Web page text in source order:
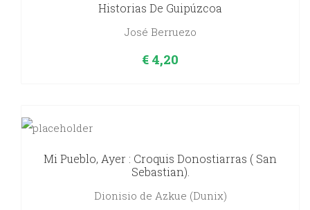
Historias De Guipúzcoa
José Berruezo
€ 4,20
Mi Pueblo, Ayer : Croquis Donostiarras ( San
Sebastian).
Dionisio de Azkue (Dunix)